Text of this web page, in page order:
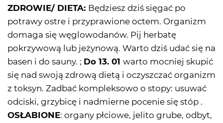
ZDROWIE/ DIETA: Będziesz dziś sięgać po
potrawy ostre i przyprawione octem. Organizm
domaga się węglowodanów. Pij herbatę
pokrzywową lub jeżynową. Warto dziś udać się na
basen i do sauny. ; Do 13. 01 warto mocniej skupić
się nad swoją zdrową dietą i oczyszczać organizm
z toksyn. Zadbać kompleksowo o stopy: usuwać
odciski, grzybicę i nadmierne pocenie się stóp .
OSŁABIONE: organy płciowe, jelito grube, odbyt,